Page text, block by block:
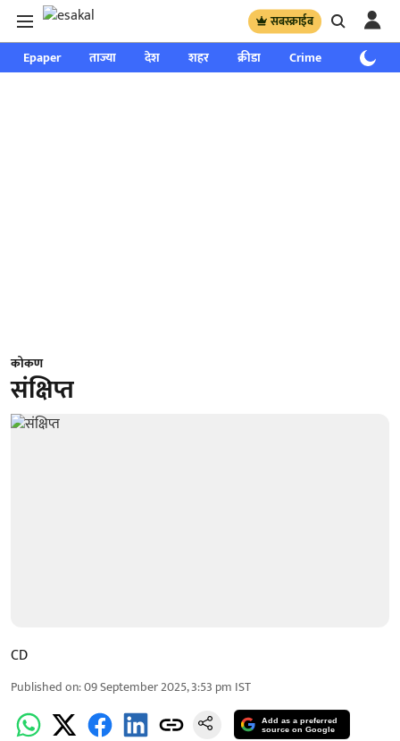
सबस्क्राईब
Epaper ताज्या देश शहर क्रीडा Crime साप्ताहिक
कोकण
संक्षिप्त
CD
Published on:09 September 2025, 3:53 pm IST
Add as a preferred
source on Google